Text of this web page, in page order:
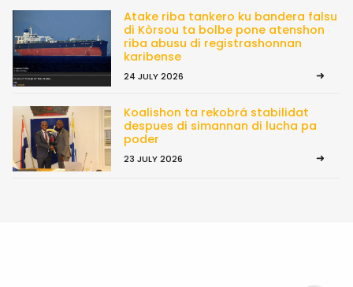
Atake riba tankero ku bandera falsu
di Kòrsou ta bolbe pone atenshon
riba abusu di registrashonnan
karibense
24 JULY 2026
Koalishon ta rekobrá stabilidat
despues di simannan di lucha pa
poder
23 JULY 2026